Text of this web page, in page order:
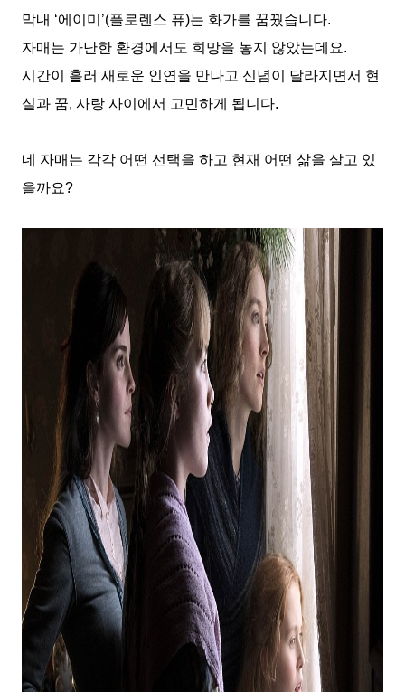
막내 ‘에이미 ’(플로렌스 퓨)는 화가를 꿈꿨습니다.
자매는 가난한 환경에서도 희망을 놓지 않았는데요.
시간이 흘러 새로운 인연을 만나고 신념이 달라지면서 현
실과 꿈, 사랑 사이에서 고민하게 됩니다.
네 자매는 각각 어떤 선택을 하고 현재 어떤 삶을 살고 있
을까요?